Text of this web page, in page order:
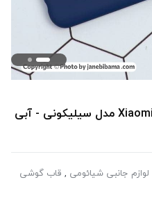
قاب گوشی شیائومی Xiaomi Redmi 9 مدل سیلیکونی - آبی
لوازم جانبی شیائومی , قاب گوشی